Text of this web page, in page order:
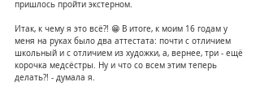
пришлось пройти экстерном.
Итак, к чему я это всё?! 😁 В итоге, к моим 16 годам у
меня на руках было два аттестата: почти с отличием
школьный и с отличием из художки, а, вернее, три - ещё
корочка медсёстры. Ну и что со всем этим теперь
делать?! - думала я.